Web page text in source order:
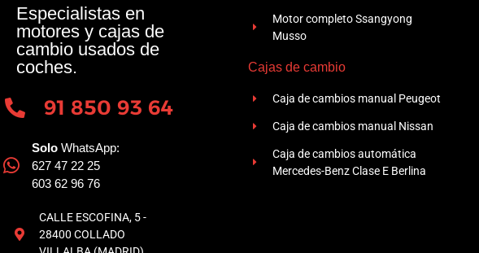
Especialistas en
motores y cajas de
cambio usados de
coches.
91 850 93 64
Solo WhatsApp:
627 47 22 25
603 62 96 76
CALLE ESCOFINA, 5 -
28400 COLLADO
Motor completo Ssangyong
Musso
Cajas de cambio
Caja de cambios manual Peugeot
Caja de cambios manual Nissan
Caja de cambios automática
Mercedes-Benz Clase E Berlina